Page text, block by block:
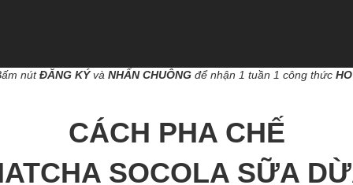
nútĐĂNG KÝvà NHẤN CHUÔNG để nhận 1 tuần 1 công thức
CÁCH PHA CHẾ
SOCOLA SỮA